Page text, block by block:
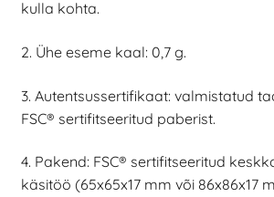
kulla kohta.
2. Ühe eseme kaal: 0,7 g.
3. Autentsussertifikaat: valmistatud
FSC® sertifitseeritud paberist.
4. Pakend: FSC® sertifitseeritud
käsitöö (65x65x17 mm või 86x86x17